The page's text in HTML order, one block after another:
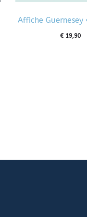
Affiche Guernesey
€19,90